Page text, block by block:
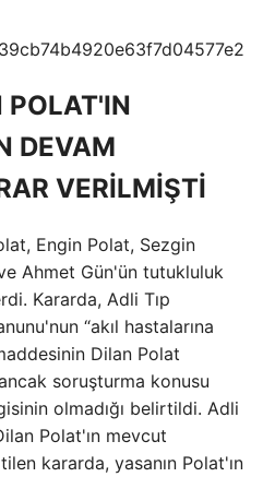
POLAT'IN
DEVAM
VERİLMİŞTİ
Engin Polat, Sezgin
Ahmet Gün'ün tutukluluk
Kararda, Adli Tıp
“akıl hastalarına
Dilan Polat
soruşturma konusu
olmadığı belirtildi. Adli
Polat'ın mevcut
kararda, yasanın Polat'ın